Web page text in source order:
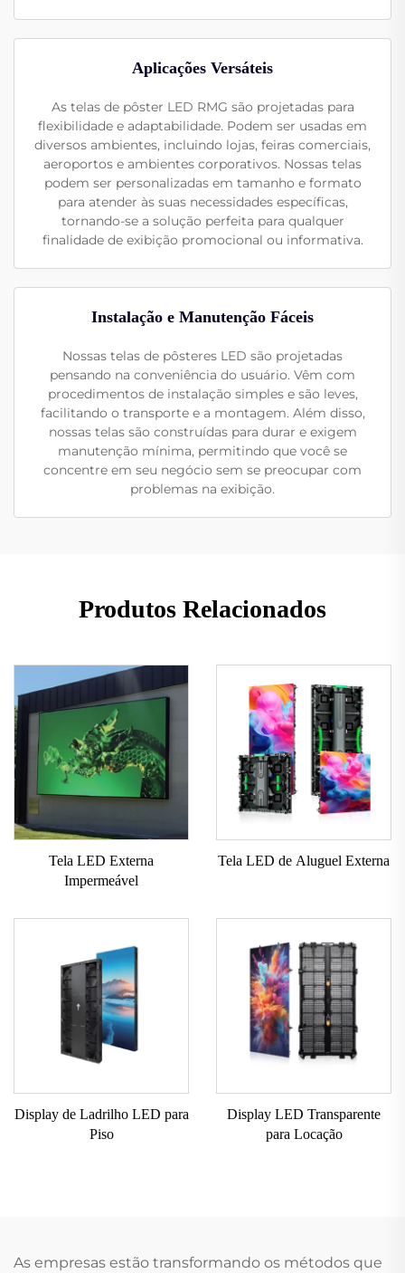
Aplicações Versáteis
As telas de pôster LED RMG são projetadas para
flexibilidade e adaptabilidade. Podem ser usadas em
diversos ambientes, incluindo lojas, feiras comerciais,
aeroportos e ambientes corporativos. Nossas telas
podem ser personalizadas em tamanho e formato
para atender às suas necessidades específicas,
tornando-se a solução perfeita para qualquer
finalidade de exibição promocional ou informativa.
Instalação e Manutenção Fáceis
Nossas telas de pôsteres LED são projetadas
pensando na conveniência do usuário. Vêm com
procedimentos de instalação simples e são leves,
facilitando o transporte e a montagem. Além disso,
nossas telas são construídas para durar e exigem
manutenção mínima, permitindo que você se
concentre em seu negócio sem se preocupar com
problemas na exibição.
Produtos Relacionados
Tela LED Externa
Impermeável
Tela LED de Aluguel Externa
Display de Ladrilho LED para
Piso
Display LED Transparente
para Locação
As empresas estão transformando os métodos que